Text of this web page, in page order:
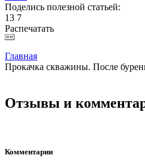
Поделись полезной статьей:
13 7
Распечатать
Главная
Прокачка скважины. После
Отзывы и
Комментарии